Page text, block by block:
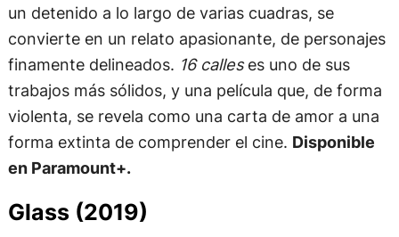
un detenido a lo largo de varias cuadras, se
convierte en un relato apasionante, de personajes
finamente delineados. 16 calleses uno de sus
trabajos más sólidos, y una película que, de forma
violenta, se revela como una carta de amor a una
forma extinta de comprender el cine. Disponible
en Paramount+.
Glass (2019)